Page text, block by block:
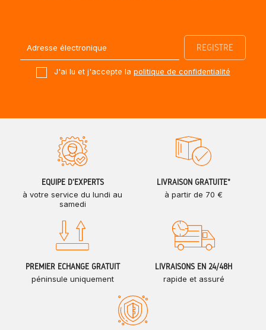
J'ai lu et j'accepte la politique de confidentialité
ÉQUIPE D'EXPERTS
à votre service du lundi au
samedi
LIVRAISON GRATUITE*
à partir de 70 €
PREMIER ÉCHANGE GRATUIT
péninsule uniquement
LIVRAISONS EN 24/48H
rapide et assuré